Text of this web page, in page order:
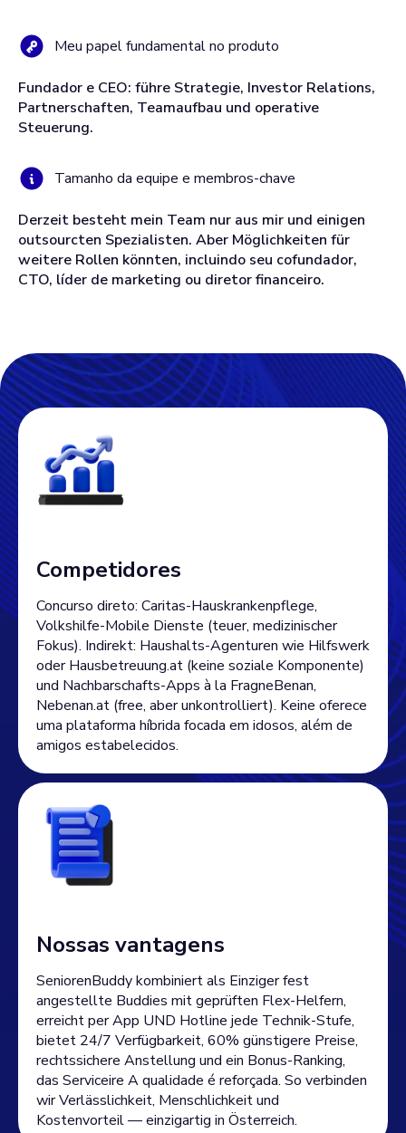
Meu papel fundamental no produto
Fundador e CEO: führe Strategie, Investor Relations,
Partnerschaften, Teamaufbau und operative
Steuerung.
Tamanho da equipe e membros-chave
Derzeit besteht mein Team nur aus mir und einigen
outsourcten Spezialisten. Aber Möglichkeiten für
weitere Rollen könnten, incluindo seu cofundador,
CTO, líder de marketing ou diretor financeiro.
Competidores
Concurso direto: Caritas-Hauskrankenpflege,
Volkshilfe-Mobile Dienste (teuer, medizinischer
Fokus). Indirekt: Haushalts-Agenturen wie Hilfswerk
oder Hausbetreuung.at (keine soziale Komponente)
und Nachbarschafts-Apps à la FragneBenan,
Nebenan.at (free, aber unkontrolliert). Keine oferece
uma plataforma híbrida focada em idosos, além de
amigos estabelecidos.
Nossas vantagens
SeniorenBuddy kombiniert als Einziger fest
angestellte Buddies mit geprüften Flex-Helfern,
erreicht per App UND Hotline jede Technik-Stufe,
bietet 24/7 Verfügbarkeit, 60% günstigere Preise,
rechtssichere Anstellung und ein Bonus-Ranking,
das Serviceire A qualidade é reforçada. So verbinden
wir Verlässlichkeit, Menschlichkeit und
Kostenvorteil — einzigartig in Österreich.